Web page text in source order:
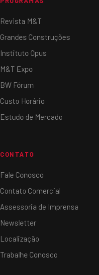
Revista M&T
Grandes Construções
Instituto Opus
M&T Expo
BW Fórum
Custo Horário
Estudo de Mercado
CONTATO
Fale Conosco
Contato Comercial
Assessoria de Imprensa
Newsletter
Localização
Trabalhe Conosco